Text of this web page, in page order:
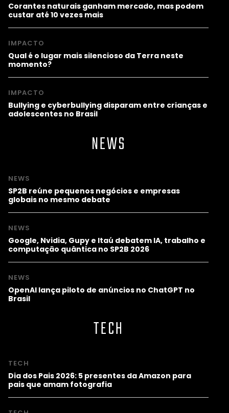
Corantes naturais ganham mercado, mas podem
custar até 10 vezes mais
IMPACTO
Qual é o lugar mais silencioso da Terra neste
momento?
IMPACTO
Bullying e cyberbullying disparam entre crianças e
adolescentes no Brasil
NEWS
NEWS
SP2B reúne pequenos negócios e empresas
globais no mesmo debate
NEWS
Google, Nvidia, Gupy e Itaú debatem IA, trabalho e
computação quântica no SP2B 2026
NEWS
OpenAI lança piloto de anúncios no ChatGPT no
Brasil
TECH
TECH
Dia dos Pais 2026: 5 presentes da Amazon para
pais que amam fotografia